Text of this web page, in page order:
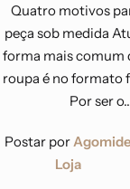
Quatro motivos
peça sob medida
forma mais comum
roupa é no formato
Por ser
Postar por Agomide
Loja